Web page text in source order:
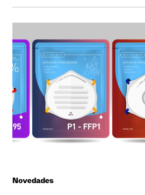
Novedades